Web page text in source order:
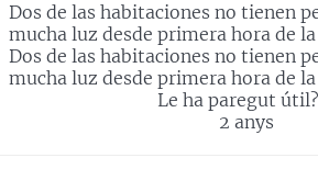
Dos de las habitaciones no tienen
mucha luz desde primera hora de
Dos de las habitaciones no tienen
mucha luz desde primera hora de
Le ha paregut útil?
2 anys